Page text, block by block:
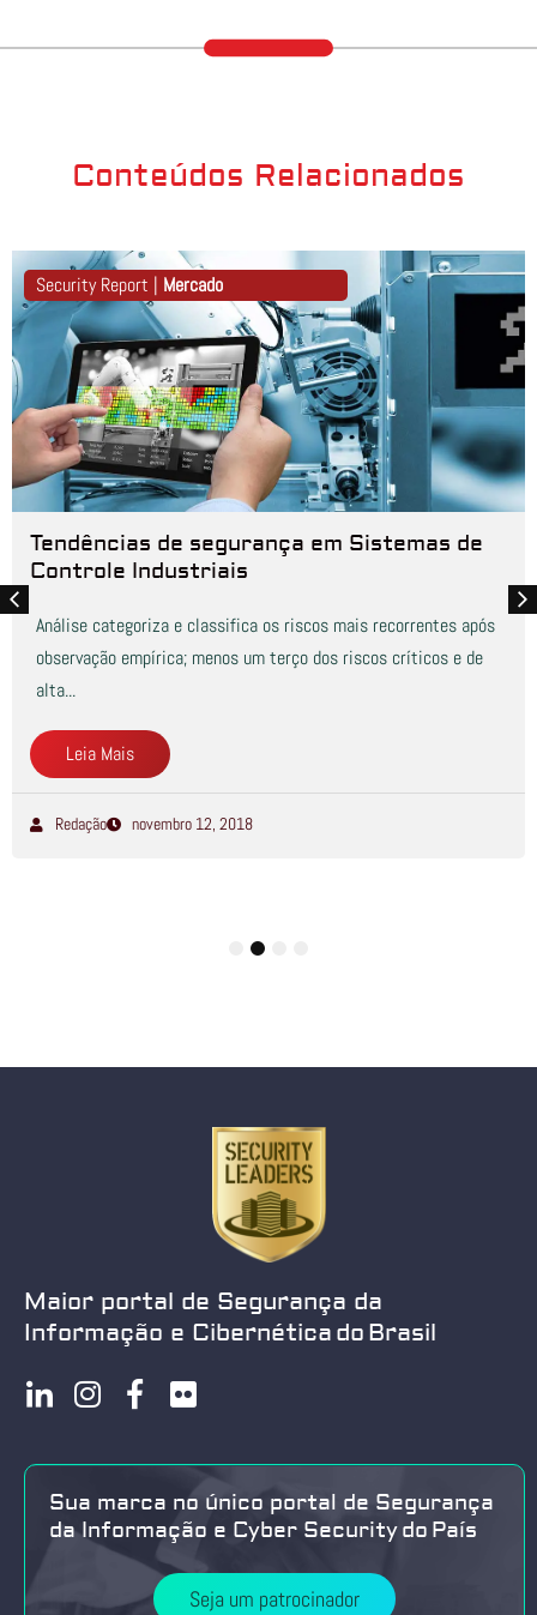
Conteúdos Relacionados
Security Report | Mercado
Tendências de segurança em Sistemas de
Controle Industriais
Análise categoriza e classifica os riscos mais recorrentes após
observação empírica; menos um terço dos riscos críticos e de
alta...
Leia Mais
Redação novembro 12, 2018
Maior portal de Segurança da
Informação e Cibernética do Brasil
Sua marca no único portal de Segurança
da Informação e Cyber Security do País
Seja um patrocinador